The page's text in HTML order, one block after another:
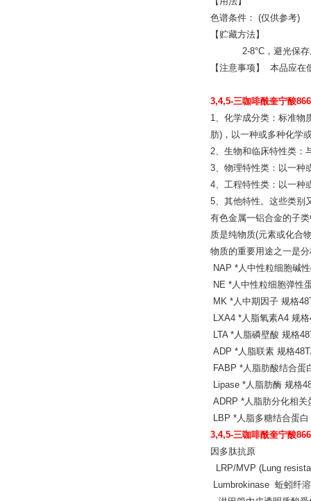
色谱条件： (仅供参考)
【贮藏方法】
2-8°C，避光保存
【注意事项】 本品应在
3,4,5-三咖啡酰奎宁酸
1、化学成分类：标准物
肪)，以一种或多种化学
2、生物和临床特性类：
3、物理特性类：以一种
4、工程特性类：以一种
5、其他特性。这些类别
有色金属一铝合金的子
质是纯物质(元素或化合
物质的重要用途之一是
NAP *人中性粒细胞碱
NE *人中性粒细胞弹性
MK *人中期因子 规格
LXA4 *人脂氧素A4 规
LTA *人脂磷壁酸 规格
ADP *人脂联素 规格
FABP *人脂肪酸结合蛋
Lipase *人脂肪酶 规格
ADRP *人脂肪分化相关
LBP *人脂多糖结合蛋
3,4,5-三咖啡酰奎宁酸
因多肽抗原
LRP/MVP (Lung
Lumbrokinase 蚯蚓纤